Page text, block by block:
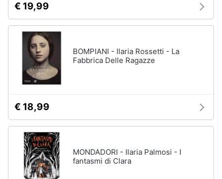
€ 19,99
BOMPIANI - Ilaria Rossetti - La
Fabbrica Delle Ragazze
€ 18,99
MONDADORI - Ilaria Palmosi - I
fantasmi di Clara